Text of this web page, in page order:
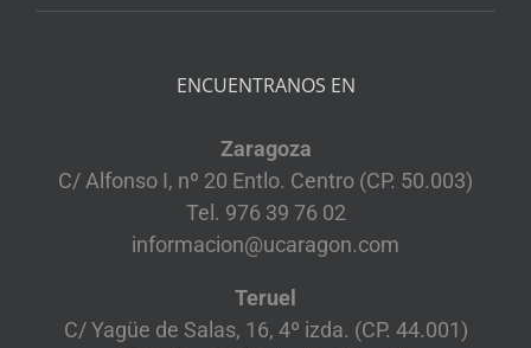
ENCUENTRANOS EN
Zaragoza
C/ Alfonso I, nº 20 Entlo. Centro (CP. 50.003)
Tel. 976 39 76 02
informacion@ucaragon.com
Teruel
C/ Yagüe de Salas, 16, 4º izda. (CP. 44.001)